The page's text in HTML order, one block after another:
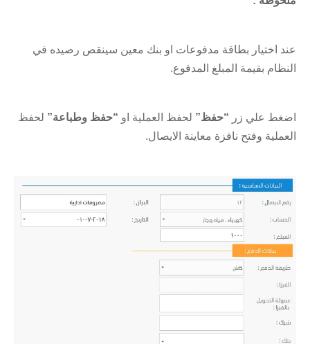
عند اختيار بطاقة مدفوعات او بنك معين سينقص رصيده في
النظام بقيمة المبلغ المدفوع.
اضغط علي زر “حفظ” لحفظ العملية او “حفظ وطباعة” لحفظ
العملية وفتح نافزة معاينة الايصال.